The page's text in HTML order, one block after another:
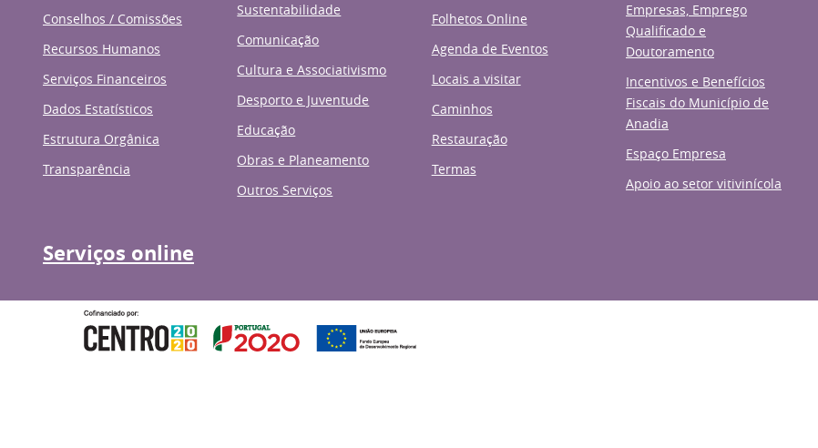
Conselhos / Comissões
Recursos Humanos
Serviços Financeiros
Dados Estatísticos
Estrutura Orgânica
Transparência
Sustentabilidade
Comunicação
Cultura e Associativismo
Desporto e Juventude
Educação
Obras e Planeamento
Outros Serviços
Folhetos Online
Agenda de Eventos
Locais a visitar
Caminhos
Restauração
Termas
Empresas, Emprego
Qualificado e
Doutoramento
Incentivos e Benefícios
Fiscais do Município de
Anadia
Espaço Empresa
Apoio ao setor vitivinícola
Serviços online